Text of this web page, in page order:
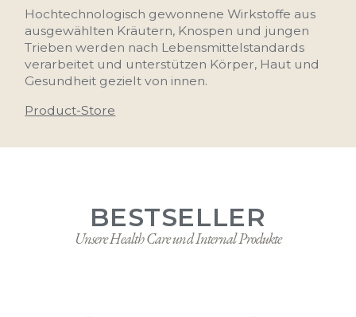
HEALTH
CARE
Bioaktive Rezepturen von innen
Hochtechnologisch gewonnene Wirkstoffe aus
ausgewählten Kräutern, Knospen und jungen
Trieben werden nach Lebensmittelstandards
verarbeitet und unterstützen Körper, Haut und
Gesundheit gezielt von innen.
Product-Store
BESTSELLER
Unsere Health Care und Internal Produkte